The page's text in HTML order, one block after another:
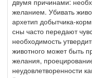
двумя причинами:
желанием. Убивать
архетип добытчика-
сны часто передают
необходимость
животного может быть
желания,
неудовлетворенности